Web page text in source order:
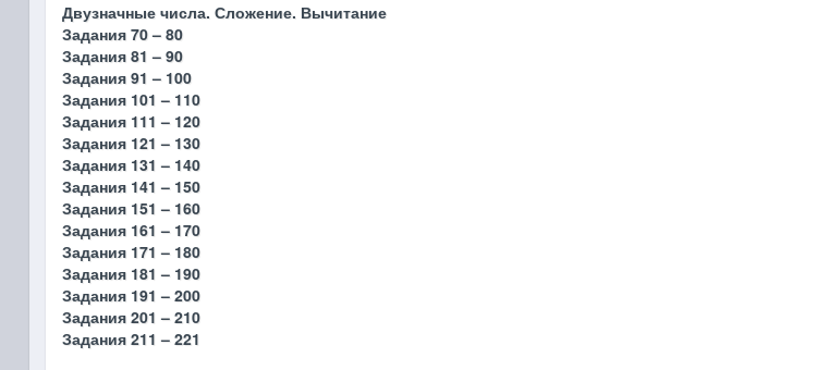
Двузначные числа. Сложение. Вычитание
Задания 70 – 80
Задания 81 – 90
Задания 91 – 100
Задания 101 – 110
Задания 111 – 120
Задания 121 – 130
Задания 131 – 140
Задания 141 – 150
Задания 151 – 160
Задания 161 – 170
Задания 171 – 180
Задания 181 – 190
Задания 191 – 200
Задания 201 – 210
Задания 211 – 221